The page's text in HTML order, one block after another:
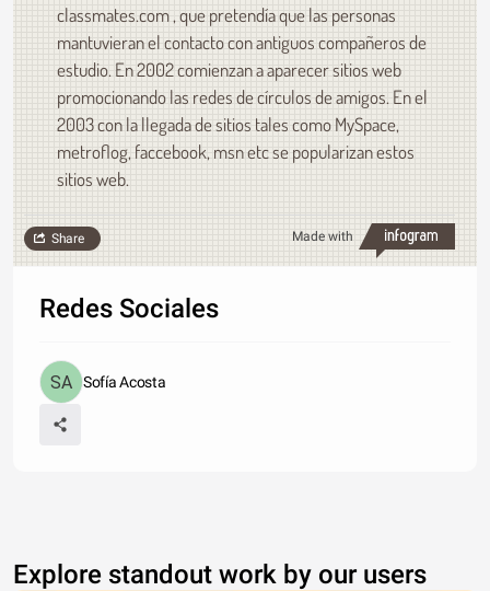
classmates.com , que pretendía que las personas
mantuvieran el contacto con antiguos compañeros de
estudio. En 2002 comienzan a aparecer sitios web
promocionando las redes de círculos de amigos. En el
2003 con la llegada de sitios tales como MySpace,
metroflog, faccebook, msn etc se popularizan estos
sitios web.
Made with
Share
Redes Sociales
Sofía Acosta
Explore standout work by our users